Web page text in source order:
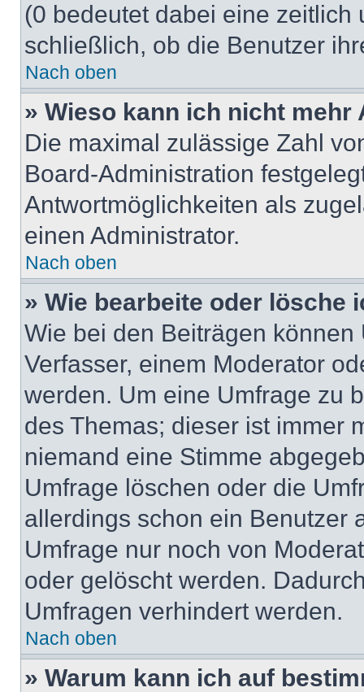
(0 bedeutet dabei eine
schließlich, ob die Benutzer
Nach oben
» Wieso kann ich nicht
Die maximal zulässige Zahl
Board-Administration
Antwortmöglichkeiten als
einen Administrator.
Nach oben
» Wie bearbeite oder lösche
Wie bei den Beiträgen
Verfasser, einem Moderator
werden. Um eine Umfrage zu
des Themas; dieser ist immer
niemand eine Stimme
Umfrage löschen oder die
allerdings schon ein Benutzer
Umfrage nur noch von
oder gelöscht werden.
Umfragen verhindert werden.
Nach oben
» Warum kann ich auf